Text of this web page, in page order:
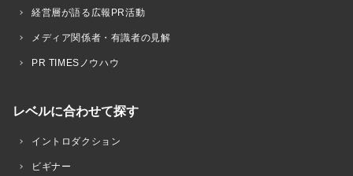
経営層が語る広報PR活動
メディア関係者・有識者の見解
PR TIMESノウハウ
レベルに合わせて探す
イントロダクション
ビギナー